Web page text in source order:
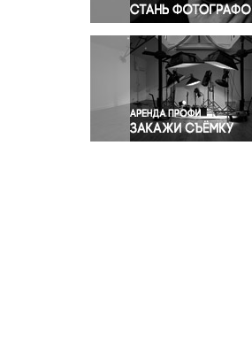
Религия
Светская жизнь
Спорт
Экология
Экономика и бизнес